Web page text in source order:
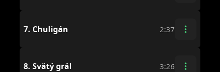
7. Chuligán 2:37
8. Svätý grál 3:26